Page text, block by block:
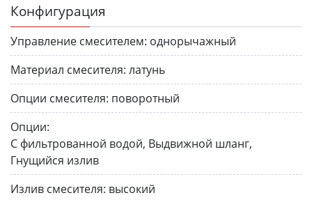
Конфигурация
Управление смесителем: однорычажный
Материал смесителя: латунь
Опции смесителя: поворотный
Опции:
С фильтрованной водой, Выдвижной шланг,
Гнущийся излив
Излив смесителя: высокий